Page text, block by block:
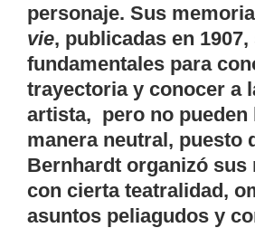
personaje. Sus
vie, publicadas en 1907,
fundamentales para
trayectoria y conocer a
artista, pero no pueden
manera neutral, puesto
Bernhardt organizó sus
con cierta teatralidad,
asuntos peliagudos y